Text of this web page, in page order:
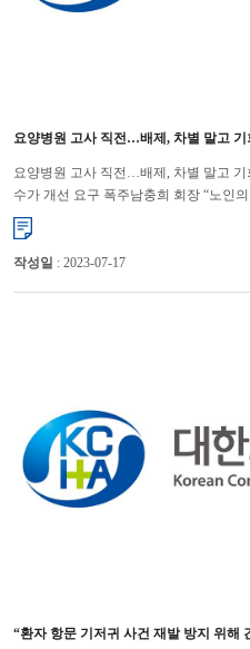
요양병원 고사 직전…배제, 차별 말고 기
요양병원 고사 직전…배제, 차별 말고
수가 개선 요구 폭주남충희 회장 “노인
팽배”대한요양병원협회 남충희 회장은
작성일 : 2023-07-17
“환자 항문 기저귀 사건 재발 방지 위해